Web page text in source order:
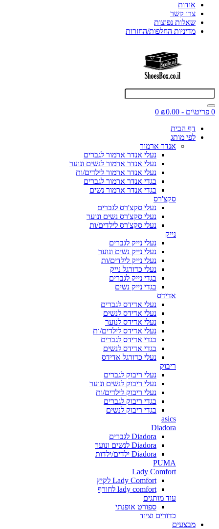
אודות
צרו קשר
שאלות נפוצות
מדיניות החלפות/החזרות
0 פריט\ים - ₪0.00
0
דף הבית
לפי מותג
אנדר ארמור
נעלי אנדר ארמור לגברים
נעלי אנדר ארמור לנשים ונוער
נעלי אנדר ארמור לילדים/ות
בגדי אנדר ארמור לגברים
בגדי אנדר ארמור נשים
סקצ'רס
נעלי סקצ'רס לגברים
נעלי סקצ'רס נשים ונוער
נעלי סקצ'רס לילדים/ות
נייק
נעלי נייק לגברים
נעלי נייק נשים ונוער
נעלי נייק לילדים/ות
נעלי כדורגל נייק
בגדי נייק לגברים
בגדי נייק נשים
אדידס
נעלי אדידס לגברים
נעלי אדידס לנשים
נעלי אדידס לנוער
נעלי אדידס לילדים/ות
בגדי אדידס לגברים
בגדי אדידס לנשים
נעלי כדורגל אדידס
ריבוק
נעלי ריבוק לגברים
נעלי ריבוק לנשים ונוער
נעלי ריבוק לילדים/ות
בגדי ריבוק לגברים
בגדי ריבוק לנשים
asics
Diadora
Diadora לגברים
Diadora לנשים ונוער
Diadora ילדים/ילדות
PUMA
Lady Comfort
Lady Comfort לקיץ
lady comfort לחורף
עוד מותגים
ספורט אופנתי
כדורים וציוד
מבצעים